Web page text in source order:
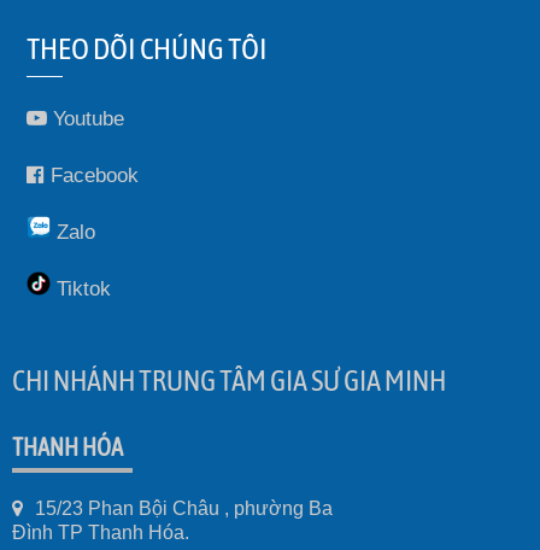
THEO DÕI CHÚNG TÔI
Youtube
Facebook
Zalo
Tiktok
CHI NHÁNH TRUNG TÂM GIA SƯ GIA MINH
THANH HÓA
15/23 Phan Bội Châu , phường Ba
Đình TP Thanh Hóa.